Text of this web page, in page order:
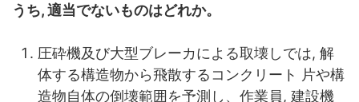
うち, 適当でないものはどれか。
圧砕機及び大型ブレーカによる取壊しでは, 解
体する構造物から飛散するコンクリート 片や構
造物自体の倒壊範囲を予測し、作業員, 建設機